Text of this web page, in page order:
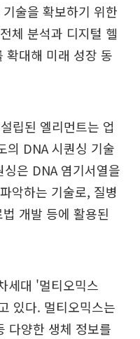
술을 확보하기 위한
체 분석과 디지털 헬
확대해 미래 성장 동
립된 엘리먼트는 업
의 DNA 시퀀싱 기술
은 DNA 염기서열을
악하는 기술로, 질병
개발 등에 활용된
세대 '멀티오믹스
있다. 멀티오믹스는
다양한 생체 정보를